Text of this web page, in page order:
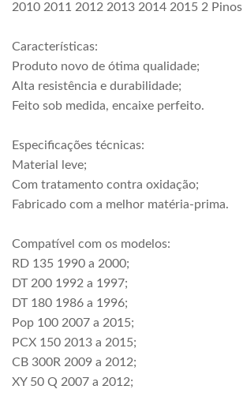
2010 2011 2012 2013 2014 2015 2 Pinos
Características:
Produto novo de ótima qualidade;
Alta resistência e durabilidade;
Feito sob medida, encaixe perfeito.
Especificações técnicas:
Material leve;
Com tratamento contra oxidação;
Fabricado com a melhor matéria-prima.
Compatível com os modelos:
RD 135 1990 a 2000;
DT 200 1992 a 1997;
DT 180 1986 a 1996;
Pop 100 2007 a 2015;
PCX 150 2013 a 2015;
CB 300R 2009 a 2012;
XY 50 Q 2007 a 2012;